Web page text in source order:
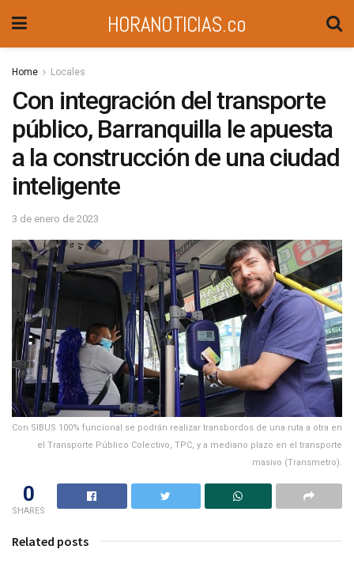
HORANOTICIAS.co
Home Locales
Con integración del transporte
público, Barranquilla le apuesta
a la construcción de una ciudad
inteligente
3 de enero de 2023
Con SIBUS 100% funcional se podrán realizar transbordos de una ruta a otra en
el Transporte Público Colectivo, TPC, y a mediano plazo en el transporte
masivo (Transmetro).
0
SHARES
Related posts